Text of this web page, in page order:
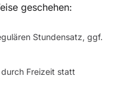
geschehen:
Stundensatz, ggf.
Freizeit statt